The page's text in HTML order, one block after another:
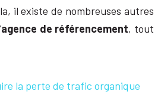
il existe de nombreuses autres
agence de référencement, tout
la perte de trafic organique